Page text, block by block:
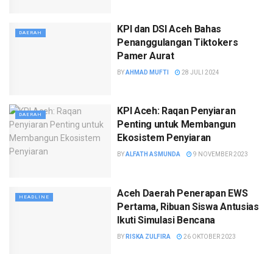
DAERAH
KPI dan DSI Aceh Bahas
Penanggulangan Tiktokers
Pamer Aurat
BYAHMAD MUFTI 28 JULI 2024
DAERAH
KPI Aceh: Raqan Penyiaran
Penting untuk Membangun
Ekosistem Penyiaran
BYALFATH ASMUNDA 9 NOVEMBER 2023
HEADLINE
Aceh Daerah Penerapan EWS
Pertama, Ribuan Siswa Antusias
Ikuti Simulasi Bencana
BY RISKA ZULFIRA 26 OKTOBER 2023